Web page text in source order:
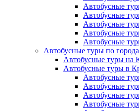
Автобусные
Автобусные
Автобусные
Автобусные
Автобусные
Автобусные туры по
Автобусные туры на
Автобусные туры в
Автобусные
Автобусные
Автобусные
Автобусные